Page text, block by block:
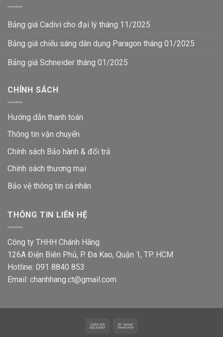
Bảng giá Cadivi cho đại lý tháng 11/2025
Bảng giá chiếu sáng dân dụng Paragon tháng 01/2025
Bảng giá Schneider tháng 01/2025
CHÍNH SÁCH
Hướng dẫn thanh toán
Thông tin vận chuyển
Chính sách Bảo hành & đổi trả
Chính sách thương mại
Bảo vệ thông tin cá nhân
THÔNG TIN LIÊN HỆ
Công ty THHH Chánh Hãng
126A Điện Biên Phủ, P. Đa Kao, Quận 1, TP. HCM
Hotline: 091 8840 853
Email: chanhhang.ct@gmail.com
Cash